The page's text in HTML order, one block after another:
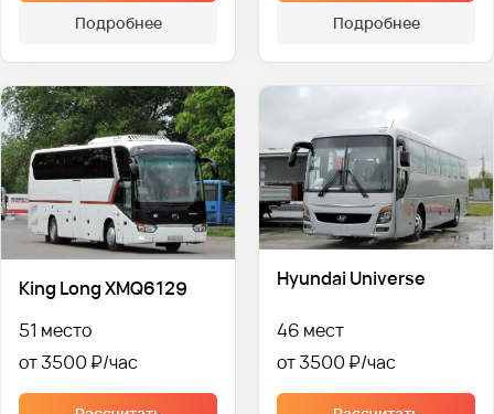
Подробнее
Подробнее
King Long XMQ6129
51 место
от 3500 ₽
Hyundai Universe
46 мест
от 3500 ₽